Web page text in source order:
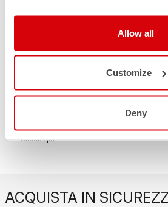
Allow all
Customize
Deny
replay
entro 30 giorni dalla data di consegna
FAQ
Nessun problema, abbiamo tutte le
Clicca qui
ACQUISTA IN